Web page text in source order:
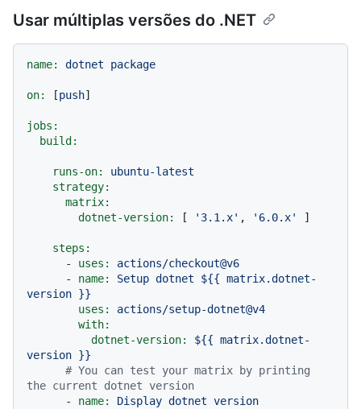
Usar múltiplas versões do .NET
name: dotnet package
on: [push]
jobs:
build:
runs-on:
ubuntu-latest
strategy:
matrix:
dotnet-version:
[ '3.1.x' , '6.0.x' ]
steps:
-
uses:
actions/checkout@v6
-
name: Setup dotnet ${{ matrix.dotnet-
version }}
uses:
actions/setup-dotnet@v4
with:
dotnet-version:
${{ matrix.dotnet-
version }}
# You can test your matrix by printing
the current dotnet version
-
name: Display dotnet version